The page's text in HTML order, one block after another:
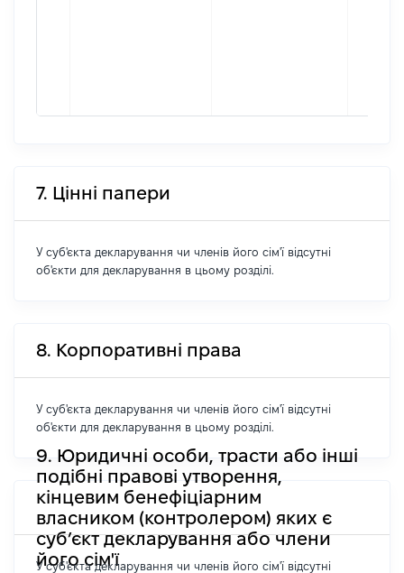
7. Цінні папери
У суб'єкта декларування чи членів його сім'ї відсутні
об'єкти для декларування в цьому розділі.
8. Корпоративні права
У суб'єкта декларування чи членів його сім'ї відсутні
об'єкти для декларування в цьому розділі.
9. Юридичні особи, трасти або інші
подібні правові утворення,
кінцевим бенефіціарним
власником (контролером) яких є
суб’єкт декларування або члени
його сім'ї
У суб'єкта декларування чи членів його сім'ї відсутні